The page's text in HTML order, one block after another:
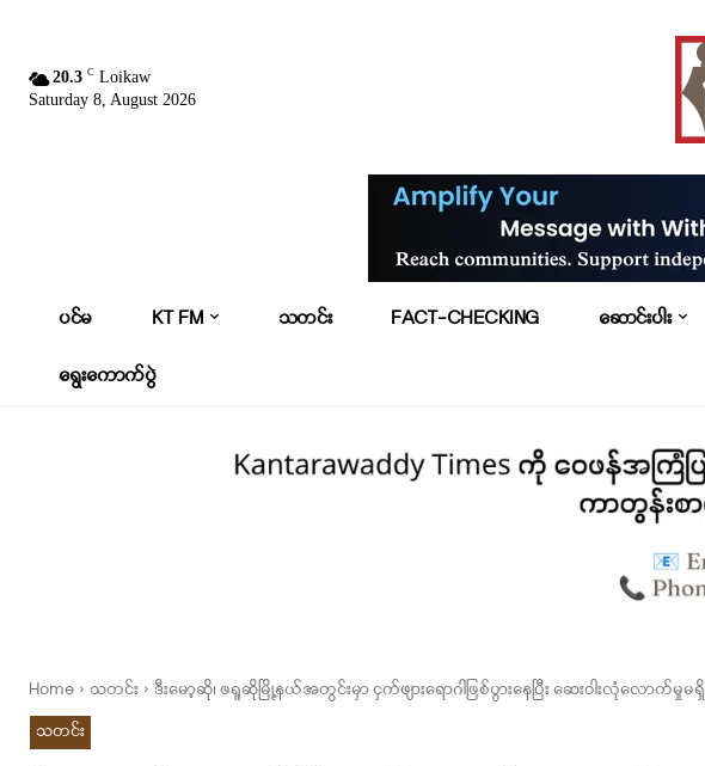
20.3 C Loikaw
Saturday 8, August 2026
ပင်မ KT FM သတင်း FACT-CHECKING ဆောင်းပါး
ရွေးကောက်ပွဲ
Home သတင်း
ဒီးမော့ဆို၊ ဖရူဆိုမြို့နယ်အတွင်းမှာ ငှက်ဖျားရောဂါဖြစ်ပွားနေပြီး ဆေးဝါးလုံလောက်မှုမရှိ
သတင်း